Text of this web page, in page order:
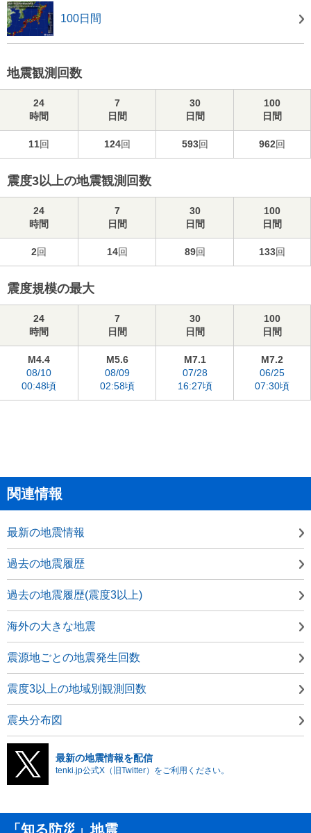
100日間
地震観測回数
24
時間
7
日間
30
日間
100
日間
11回 124回 593回 962回
震度3以上の地震観測回数
24
時間
7
日間
30
日間
100
日間
2回 14回 89回 133回
震度規模の最大
24
時間
7
日間
30
日間
100
日間
M4.4
08/10
00:48頃
M5.6
08/09
02:58頃
M7.1
07/28
16:27頃
M7.2
06/25
07:30頃
関連情報
最新の地震情報
過去の地震履歴
過去の地震履歴(震度3以上)
海外の大きな地震
震源地ごとの地震発生回数
震度3以上の地域別観測回数
震央分布図
最新の地震情報を配信
tenki.jp公式X（旧Twitter）をご利用ください。
「知る防災」地震